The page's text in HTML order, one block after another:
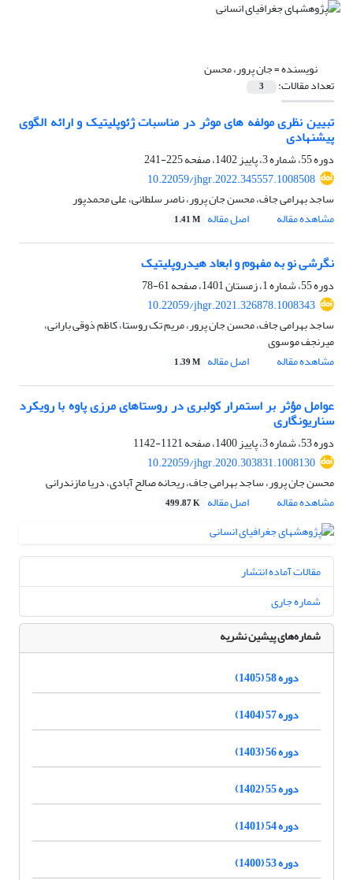
نویسنده =جان پرور، محسن
تعداد مقالات: 3
تبیین نظری مولفه های موثر در مناسبات ژئوپلیتیک و ارائه الگوی
پیشنهادی
دوره 55، شماره 3، پاییز 1402، صفحه
225-241
10.22059/jhgr.2022.345557.1008508
ساجد بهرامی جاف، محسن جان پرور، ناصر سلطانی، علی محمدپور
مشاهده مقاله
اصل مقاله 1.41 M
نگرشی نو به مفهوم و ابعاد هیدروپلیتیک
دوره 55، شماره 1، زمستان 1401، صفحه
61-78
10.22059/jhgr.2021.326878.1008343
ساجد بهرامی جاف، محسن جان پرور، مریم تک روستا، کاظم ذوقی بارانی،
میرنجف موسوی
مشاهده مقاله
اصل مقاله 1.39 M
عوامل مؤثر بر استمرار کولبری در روستاهای مرزی پاوه با رویکرد
سناریونگاری
دوره 53، شماره 3، پاییز 1400، صفحه
1121-1142
10.22059/jhgr.2020.303831.1008130
محسن جان پرور، ساجد بهرامی جاف، ریحانه صالح آبادی، دریا مازندرانی
مشاهده مقاله
اصل مقاله 499.87 K
مقالات آماده انتشار
شماره جاری
شماره‌های پیشین نشریه
دوره 58 (1405)
دوره 57 (1404)
دوره 56 (1403)
دوره 55 (1402)
دوره 54 (1401)
دوره 53 (1400)